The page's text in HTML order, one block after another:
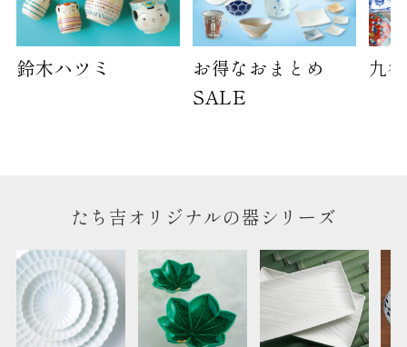
鈴木ハツミ
お得なおまとめ
SALE
九
たち吉オリジナルの器シリーズ